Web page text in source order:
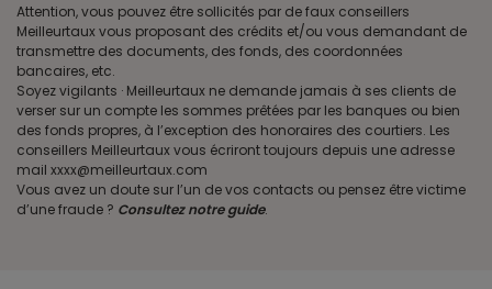
Attention, vous pouvez être sollicités par de faux conseillers
Meilleurtaux vous proposant des crédits et/ou vous demandant de
transmettre des documents, des fonds, des coordonnées
bancaires, etc.
Soyez vigilants · Meilleurtaux ne demande jamais à ses clients de
verser sur un compte les sommes prêtées par les banques ou bien
des fonds propres, à l’exception des honoraires des courtiers. Les
conseillers Meilleurtaux vous écriront toujours depuis une adresse
mail xxxx@meilleurtaux.com
Vous avez un doute sur l’un de vos contacts ou pensez être victime
d’une fraude ? Consultez notre guide.